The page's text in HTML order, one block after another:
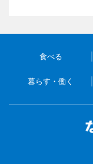
食べる
暮らす・働く